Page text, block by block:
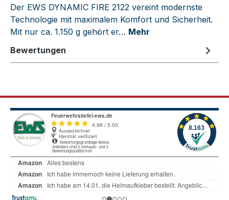
Der EWS DYNAMIC FIRE 2122 vereint modernste
Technologie mit maximalem Komfort und Sicherheit.
Mit nur ca. 1.150 g gehört er… Mehr
Bewertungen